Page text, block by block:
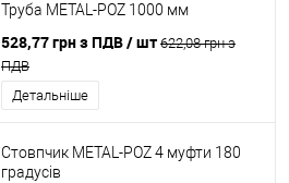
Труба METAL-POZ 1000 мм
528,77 грн з ПДВ/ шт 622,08 грн з
ПДВ
Детальніше
Стовпчик METAL-POZ 4 муфти 180
градусів